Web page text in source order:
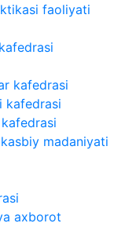
faoliyati
kafedrasi
kafedrasi
madaniyati
axborot